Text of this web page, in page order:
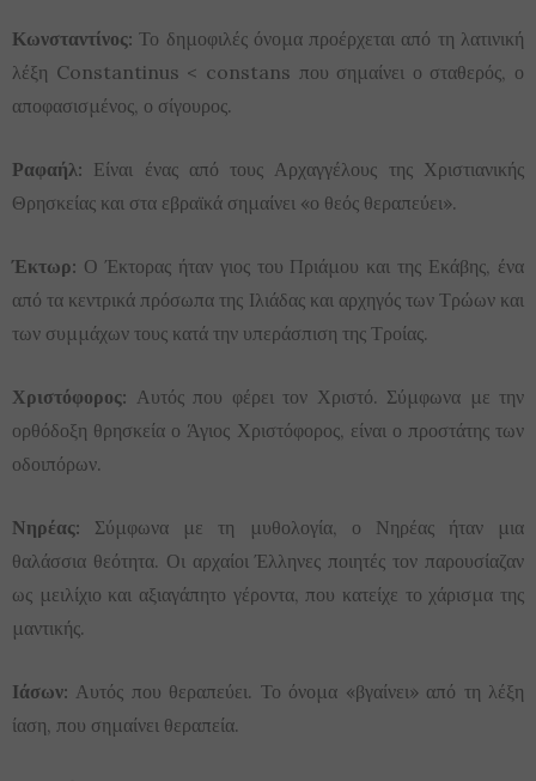
Κωνσταντίνος: Το δημοφιλές όνομα προέρχεται από τη λατινική
λέξη Constantinus < constans που σημαίνει ο σταθερός, ο
αποφασισμένος, ο σίγουρος.
Ραφαήλ: Είναι ένας από τους Αρχαγγέλους της Χριστιανικής
Θρησκείας και στα εβραϊκά σημαίνει «ο θεός θεραπεύει».
Έκτωρ: Ο Έκτορας ήταν γιος του Πριάμου και της Εκάβης, ένα
από τα κεντρικά πρόσωπα της Ιλιάδας και αρχηγός των Τρώων και
των συμμάχων τους κατά την υπεράσπιση της Τροίας.
Χριστόφορος: Αυτός που φέρει τον Χριστό. Σύμφωνα με την
ορθόδοξη θρησκεία ο Άγιος Χριστόφορος, είναι ο προστάτης των
οδοιπόρων.
Νηρέας: Σύμφωνα με τη μυθολογία, ο Νηρέας ήταν μια
θαλάσσια θεότητα. Οι αρχαίοι Έλληνες ποιητές τον παρουσίαζαν
ως μειλίχιο και αξιαγάπητο γέροντα, που κατείχε το χάρισμα της
μαντικής.
Ιάσων: Αυτός που θεραπεύει. Το όνομα «βγαίνει» από τη λέξη
ίαση, που σημαίνει θεραπεία.